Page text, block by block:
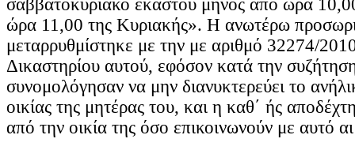
σαββατοκύριακο εκάστου μηνός από ώρα
ώρα 11,00 της Κυριακής». Η ανωτέρω
μεταρρυθμίστηκε με την με αριθμό 32274/
Δικαστηρίου αυτού, εφόσον κατά την συζήτηση
συνομολόγησαν να μην διανυκτερεύει το
οικίας της μητέρας του, και η καθ΄ ής
από την οικία της όσο επικοινωνούν με αυτό αι